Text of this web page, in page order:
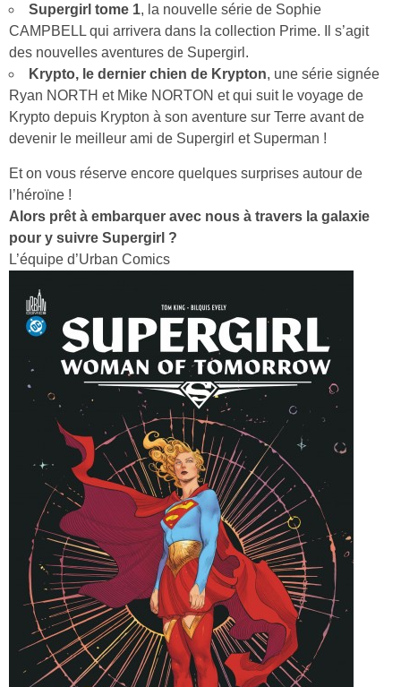
Supergirl tome 1, la nouvelle série de Sophie
CAMPBELL qui arrivera dans la collection Prime. Il s’agit
des nouvelles aventures de Supergirl.
Krypto, le dernier chien de Krypton, une série signée
Ryan NORTH et Mike NORTON et qui suit le voyage de
Krypto depuis Krypton à son aventure sur Terre avant de
devenir le meilleur ami de Supergirl et Superman !
Et on vous réserve encore quelques surprises autour de
l’héroïne !
Alors prêt à embarquer avec nous à travers la galaxie
pour y suivre Supergirl ?
L’équipe d’Urban Comics